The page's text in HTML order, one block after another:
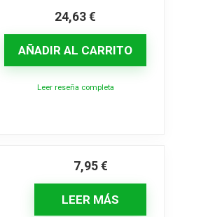
24,63 €
AÑADIR AL CARRITO
Leer reseña completa
7,95 €
LEER MÁS